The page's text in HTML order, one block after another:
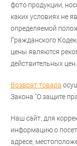
фото продукции,
каких условиях не
определяемой
Гражданского
цены являются
действительных цен.
Возврат товара
Закона "О защите
Наш сайт, для
информацию о
адресе,